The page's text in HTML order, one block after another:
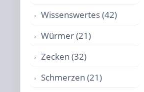
Wissenswertes (42)
Würmer (21)
Zecken (32)
Schmerzen (21)